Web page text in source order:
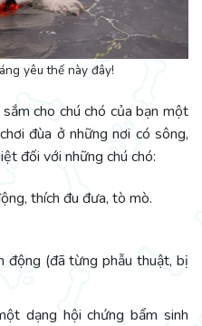
yêu thế này đây!
cho chú chó của bạn một
đùa ở những nơi có sông,
đối với những chú chó:
thích đu đưa, tò mò.
động (đã từng phẫu thuật, bị
dạng hội chứng bẩm sinh